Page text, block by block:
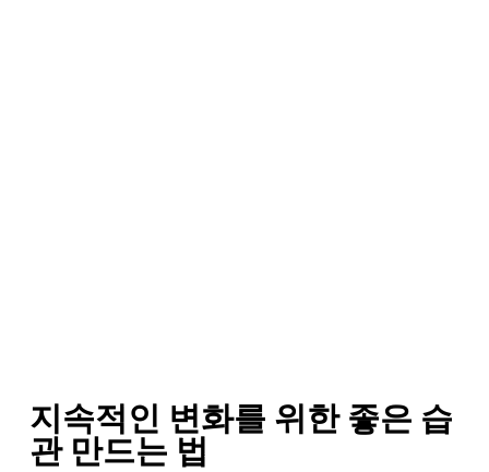
지속적인 변화를 위한 좋은 습
관 만드는 법